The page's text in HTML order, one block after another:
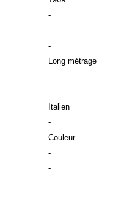
-
-
-
Long métrage
-
-
Italien
-
Couleur
-
-
-